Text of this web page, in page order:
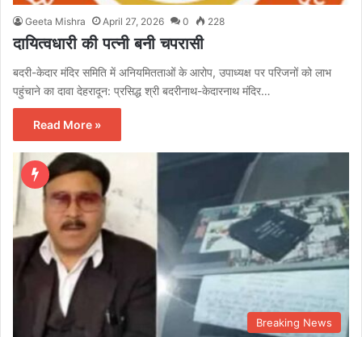
Geeta Mishra April 27, 2026 0 228
दायित्वधारी की पत्नी बनी चपरासी
बदरी-केदार मंदिर समिति में अनियमितताओं के आरोप, उपाध्यक्ष पर परिजनों को लाभ
पहुंचाने का दावा देहरादून: प्रसिद्ध श्री बदरीनाथ-केदारनाथ मंदिर…
Read More »
Breaking News